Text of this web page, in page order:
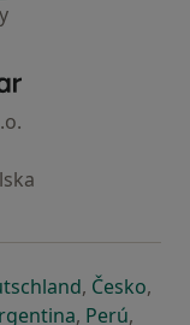
- Hlavní stránka
záložce
v nové záložce
se otevře v
, Českose
,
záložce
nové záložce
v nové
se otevře v
, Perúse
,